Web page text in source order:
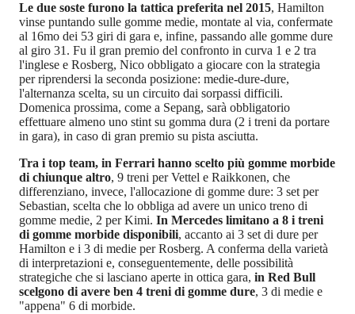
Le due soste furono la tattica preferita nel 2015, Hamilton
vinse puntando sulle gomme medie, montate al via, confermate
al 16mo dei 53 giri di gara e, infine, passando alle gomme dure
al giro 31. Fu il gran premio del confronto in curva 1 e 2 tra
l'inglese e Rosberg, Nico obbligato a giocare con la strategia
per riprendersi la seconda posizione: medie-dure-dure,
l'alternanza scelta, su un circuito dai sorpassi difficili.
Domenica prossima, come a Sepang, sarà obbligatorio
effettuare almeno uno stint su gomma dura (2 i treni da portare
in gara), in caso di gran premio su pista asciutta.
Tra i top team, in Ferrari hanno scelto più gomme morbide
di chiunque altro, 9 treni per Vettel e Raikkonen, che
differenziano, invece, l'allocazione di gomme dure: 3 set per
Sebastian, scelta che lo obbliga ad avere un unico treno di
gomme medie, 2 per Kimi. In Mercedes limitano a 8 i treni
di gomme morbide disponibili, accanto ai 3 set di dure per
Hamilton e i 3 di medie per Rosberg. A conferma della varietà
di interpretazioni e, conseguentemente, delle possibilità
strategiche che si lasciano aperte in ottica gara, in Red Bull
scelgono di avere ben 4 treni di gomme dure, 3 di medie e
"appena" 6 di morbide.